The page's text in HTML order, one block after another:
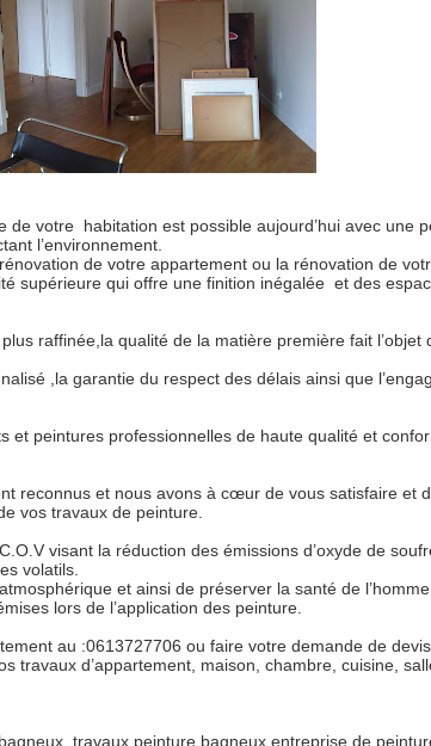
de votre habitation est possible aujourd’hui avec une
l’environnement.
de votre appartement ou la rénovation de
supérieure qui offre une finition inégalée et des
raffinée,la qualité de la matière première fait l’objet
,la garantie du respect des délais ainsi que
et peintures professionnelles de haute qualité et
reconnus et nous avons à cœur de vous satisfaire et
vos travaux de peinture.
visant la réduction des émissions d’oxyde de
volatils.
et ainsi de préserver la santé de
lors de l’application des peinture.
au :0613727706 ou faire votre demande de
travaux d’appartement, maison, chambre, cuisine,
,travaux peinture bagneux,entreprise de